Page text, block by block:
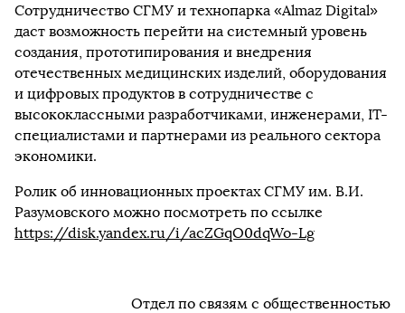
Сотрудничество СГМУ и технопарка «Almaz Digital»
даст возможность перейти на системный уровень
создания, прототипирования и внедрения
отечественных медицинских изделий, оборудования
и цифровых продуктов в сотрудничестве с
высококлассными разработчиками, инженерами, IT-
специалистами и партнерами из реального сектора
экономики.
Ролик об инновационных проектах СГМУ им. В.И.
Разумовского можно посмотреть по ссылке
https://disk.yandex.ru/i/acZGqO0dqWo-Lg
Отдел по связям с общественностью